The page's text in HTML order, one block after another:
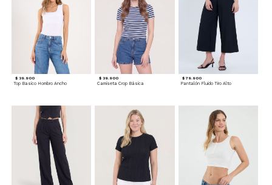
$ 39.900
Top Basico Hombro Ancho
$ 39.900
Camiseta Crop Básica
$ 79.900
Pantalón Fluido Tiro Alto